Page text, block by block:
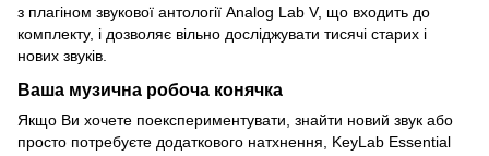
з плагіном звукової антології Analog Lab V, що входить до
комплекту, і дозволяє вільно досліджувати тисячі старих і
нових звуків.
Ваша музична робоча конячка
Якщо Ви хочете поекспериментувати, знайти новий звук або
просто потребуєте додаткового натхнення, KeyLab Essential